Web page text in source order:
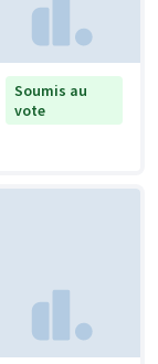
Soumis au
vote